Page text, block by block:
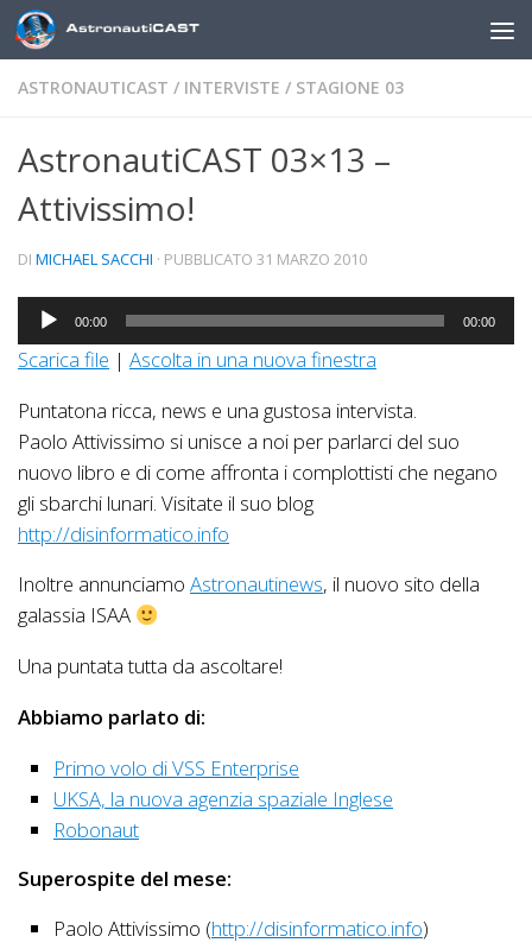
Sotto il contenuto
ASTRONAUTICAST / INTERVISTE / STAGIONE 03
AstronautiCAST 03×13 –
Attivissimo!
DI MICHAEL SACCHI · PUBBLICATO 31 MARZO 2010
Audio
Player
00:00 00:00
Scarica file | Ascolta in una nuova finestra
Puntatona ricca, news e una gustosa intervista.
Paolo Attivissimo si unisce a noi per parlarci del suo
nuovo libro e di come affronta i complottisti che negano
gli sbarchi lunari. Visitate il suo blog
http://disinformatico.info
Inoltre annunciamo Astronautinews, il nuovo sito della
galassia ISAA
Una puntata tutta da ascoltare!
Abbiamo parlato di:
Primo volo di VSS Enterprise
UKSA, la nuova agenzia spaziale Inglese
Robonaut
Superospite del mese:
Paolo Attivissimo (http://disinformatico.info)